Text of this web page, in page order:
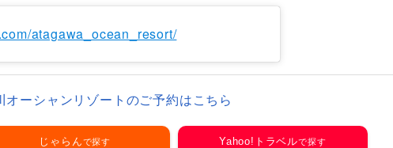
atagawa_ocean_resort/
オーシャンリゾートのご予約はこちら
じゃらん Yahoo!トラベル